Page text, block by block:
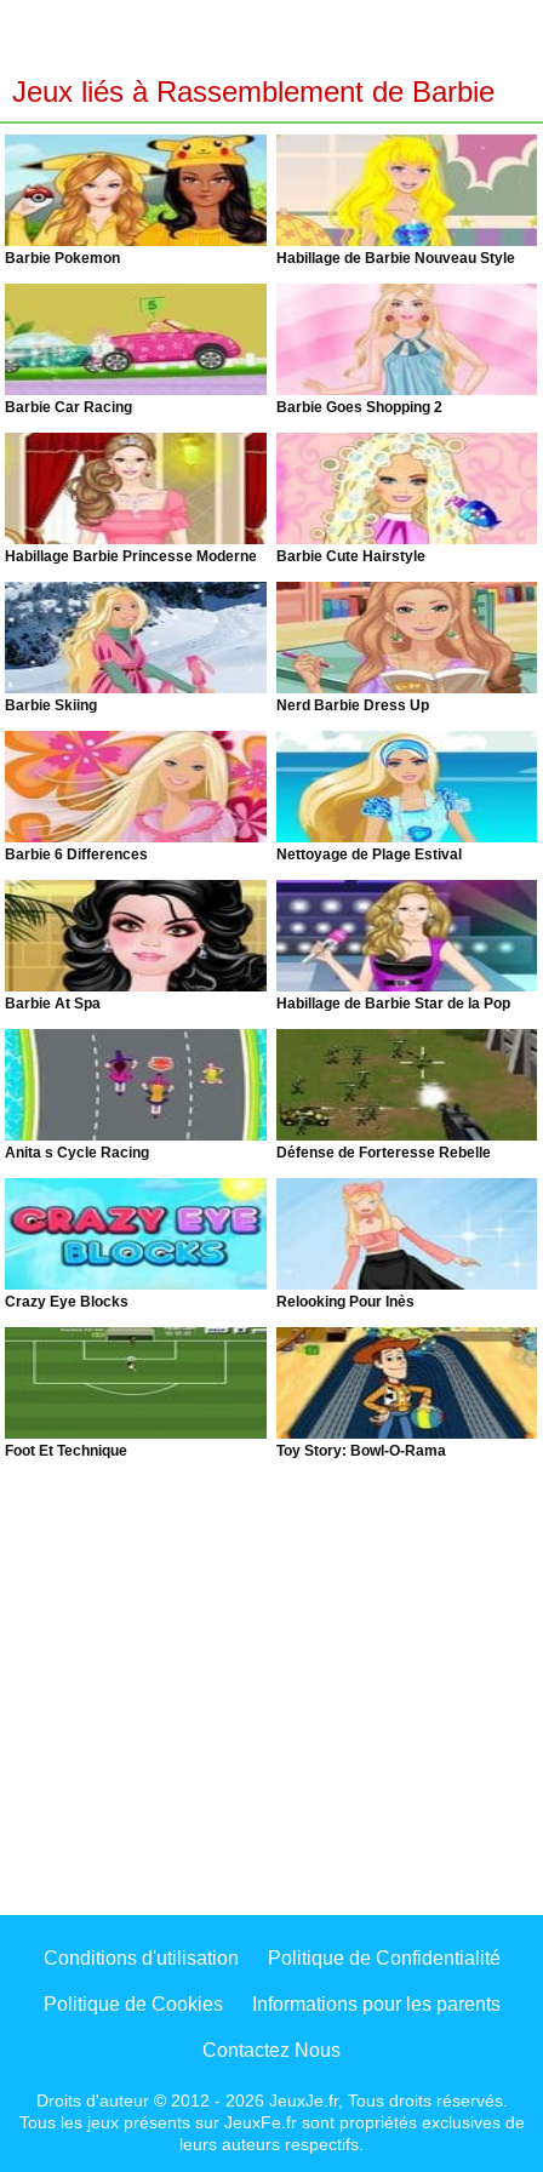
Jeux liés à Rassemblement de Barbie
Barbie Pokemon Habillage de Barbie Nouveau Style
Barbie Car Racing Barbie Goes Shopping 2
Habillage Barbie Princesse Moderne Barbie Cute Hairstyle
Barbie Skiing Nerd Barbie Dress Up
Barbie 6 Differences Nettoyage de Plage Estival
Barbie At Spa Habillage de Barbie Star de la Pop
Anita s Cycle Racing Défense de Forteresse Rebelle
Crazy Eye Blocks Relooking Pour Inès
Foot Et Technique Toy Story: Bowl-O-Rama
Conditions d'utilisation Politique de Confidentialité
Politique de Cookies Informations pour les parents
Contactez Nous
Droits d'auteur © 2012 - 2026 JeuxJe.fr, Tous droits réservés.
Tous les jeux présents sur JeuxFe.fr sont propriétés exclusives de
leurs auteurs respectifs.